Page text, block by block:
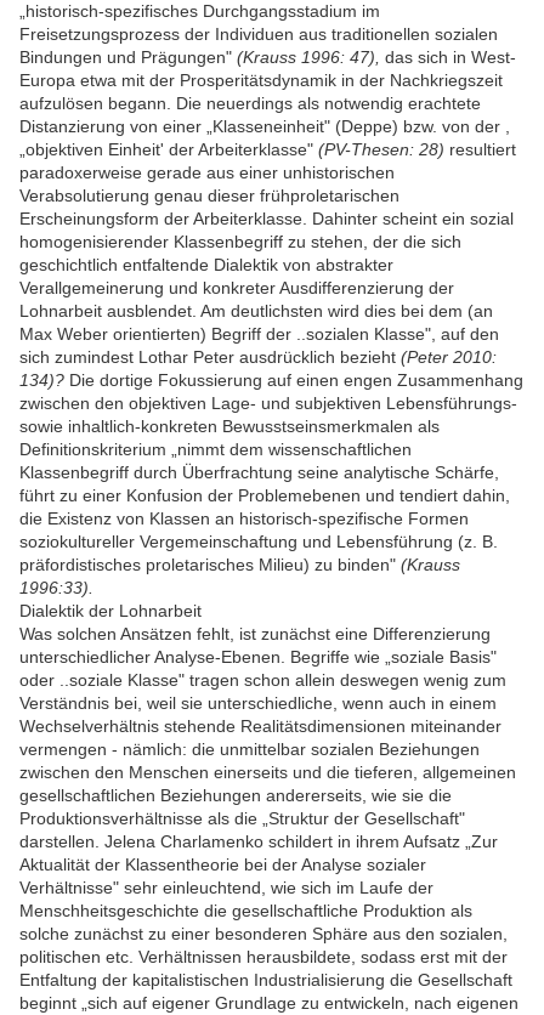
„historisch-spezifisches Durchgangsstadium im
Freisetzungsprozess der Individuen aus traditionellen sozialen
Bindungen und Prägungen" (Krauss 1996: 47), das sich in West-
Europa etwa mit der Prosperitätsdynamik in der Nachkriegszeit
aufzulösen begann. Die neuerdings als notwendig erachtete
Distanzierung von einer „Klasseneinheit" (Deppe) bzw. von der ,
„objektiven Einheit' der Arbeiterklasse" (PV-Thesen: 28) resultiert
paradoxerweise gerade aus einer unhistorischen
Verabsolutierung genau dieser frühproletarischen
Erscheinungsform der Arbeiterklasse. Dahinter scheint ein sozial
homogenisierender Klassenbegriff zu stehen, der die sich
geschichtlich entfaltende Dialektik von abstrakter
Verallgemeinerung und konkreter Ausdifferenzierung der
Lohnarbeit ausblendet. Am deutlichsten wird dies bei dem (an
Max Weber orientierten) Begriff der ..sozialen Klasse", auf den
sich zumindest Lothar Peter ausdrücklich bezieht (Peter 2010:
134)? Die dortige Fokussierung auf einen engen Zusammenhang
zwischen den objektiven Lage- und subjektiven Lebensführungs-
sowie inhaltlich-konkreten Bewusstseinsmerkmalen als
Definitionskriterium „nimmt dem wissenschaftlichen
Klassenbegriff durch Überfrachtung seine analytische Schärfe,
führt zu einer Konfusion der Problemebenen und tendiert dahin,
die Existenz von Klassen an historisch-spezifische Formen
soziokultureller Vergemeinschaftung und Lebensführung (z. B.
präfordistisches proletarisches Milieu) zu binden" (Krauss
1996:33).
Dialektik der Lohnarbeit
Was solchen Ansätzen fehlt, ist zunächst eine Differenzierung
unterschiedlicher Analyse-Ebenen. Begriffe wie „soziale Basis"
oder ..soziale Klasse" tragen schon allein deswegen wenig zum
Verständnis bei, weil sie unterschiedliche, wenn auch in einem
Wechselverhältnis stehende Realitätsdimensionen miteinander
vermengen - nämlich: die unmittelbar sozialen Beziehungen
zwischen den Menschen einerseits und die tieferen, allgemeinen
gesellschaftlichen Beziehungen andererseits, wie sie die
Produktionsverhältnisse als die „Struktur der Gesellschaft"
darstellen. Jelena Charlamenko schildert in ihrem Aufsatz „Zur
Aktualität der Klassentheorie bei der Analyse sozialer
Verhältnisse" sehr einleuchtend, wie sich im Laufe der
Menschheitsgeschichte die gesellschaftliche Produktion als
solche zunächst zu einer besonderen Sphäre aus den sozialen,
politischen etc. Verhältnissen herausbildete, sodass erst mit der
Entfaltung der kapitalistischen Industrialisierung die Gesellschaft
beginnt „sich auf eigener Grundlage zu entwickeln, nach eigenen